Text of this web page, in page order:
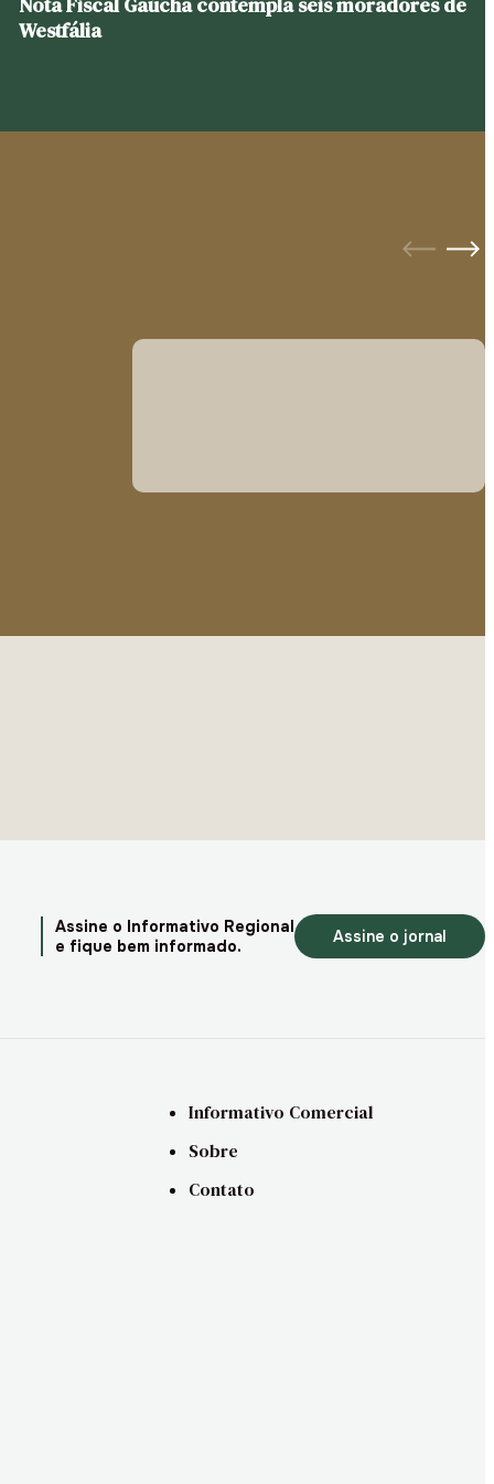
Westfália
Assine o Informativo Regional
e fique bem informado.
Assine o jornal
Informativo Comercial
Sobre
Contato